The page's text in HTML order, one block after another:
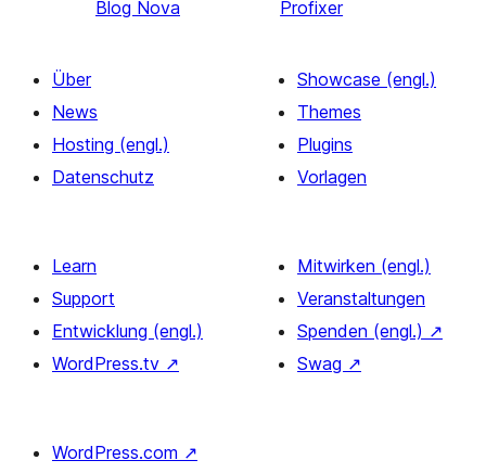
Blog Nova
Profixer
Über
News
Hosting (engl.)
Datenschutz
Showcase (engl.)
Themes
Plugins
Vorlagen
Learn
Support
Entwicklung (engl.)
WordPress.tv ↗
Mitwirken (engl.)
Veranstaltungen
Spenden (engl.) ↗
Swag ↗
WordPress.com ↗